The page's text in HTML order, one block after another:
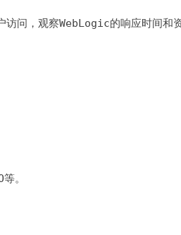
问，观察WebLogic的响应时间和
。